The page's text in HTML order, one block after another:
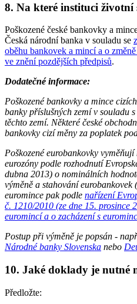
8. Na které instituci životní
Poškozené české bankovky a
Česká národní banka v souladu se
oběhu bankovek a mincí a o
ve znění pozdějších předpisů.
Dodatečné informace:
Poškozené bankovky a mince
banky příslušných zemí v souladu
těchto zemí. Některé české
bankovky cizí měny za poplatek
Poškozené eurobankovky
eurozóny podle rozhodnutí
dubna 2013) o nominálních
výměně a stahování eurobankovek
euromince pak podle nařízení
č. 1210/2010 (ze dne 15. prosince
euromincí a o zacházení s
Postup při výměně je popsán -
Národné banky Slovenska nebo
10. Jaké doklady je nutné
Předložte: